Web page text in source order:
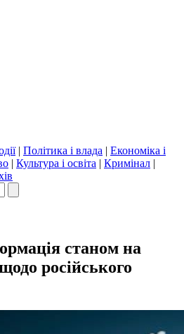
| Політика і влада | Економіка і
| Культура і освіта | Кримінал |
станом на
російського